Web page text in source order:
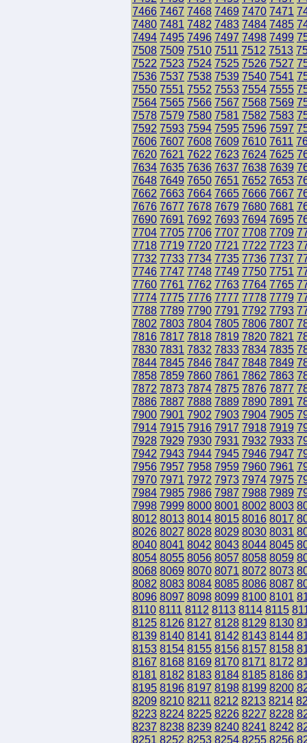
7466 7467 7468 7469 7470 7471
7480 7481 7482 7483 7484 7485
7494 7495 7496 7497 7498 7499
7508 7509 7510 7511 7512 7513
7522 7523 7524 7525 7526 7527
7536 7537 7538 7539 7540 7541
7550 7551 7552 7553 7554 7555
7564 7565 7566 7567 7568 7569
7578 7579 7580 7581 7582 7583
7592 7593 7594 7595 7596 7597
7606 7607 7608 7609 7610 7611
7620 7621 7622 7623 7624 7625
7634 7635 7636 7637 7638 7639
7648 7649 7650 7651 7652 7653
7662 7663 7664 7665 7666 7667
7676 7677 7678 7679 7680 7681
7690 7691 7692 7693 7694 7695
7704 7705 7706 7707 7708 7709
7718 7719 7720 7721 7722 7723
7732 7733 7734 7735 7736 7737
7746 7747 7748 7749 7750 7751
7760 7761 7762 7763 7764 7765
7774 7775 7776 7777 7778 7779
7788 7789 7790 7791 7792 7793
7802 7803 7804 7805 7806 7807
7816 7817 7818 7819 7820 7821
7830 7831 7832 7833 7834 7835
7844 7845 7846 7847 7848 7849
7858 7859 7860 7861 7862 7863
7872 7873 7874 7875 7876 7877
7886 7887 7888 7889 7890 7891
7900 7901 7902 7903 7904 7905
7914 7915 7916 7917 7918 7919
7928 7929 7930 7931 7932 7933
7942 7943 7944 7945 7946 7947
7956 7957 7958 7959 7960 7961
7970 7971 7972 7973 7974 7975
7984 7985 7986 7987 7988 7989
7998 7999 8000 8001 8002 8003
8012 8013 8014 8015 8016 8017
8026 8027 8028 8029 8030 8031
8040 8041 8042 8043 8044 8045
8054 8055 8056 8057 8058 8059
8068 8069 8070 8071 8072 8073
8082 8083 8084 8085 8086 8087
8096 8097 8098 8099 8100 8101
8110 8111 8112 8113 8114 8115
8125 8126 8127 8128 8129 8130
8139 8140 8141 8142 8143 8144
8153 8154 8155 8156 8157 8158
8167 8168 8169 8170 8171 8172
8181 8182 8183 8184 8185 8186
8195 8196 8197 8198 8199 8200
8209 8210 8211 8212 8213 8214
8223 8224 8225 8226 8227 8228
8237 8238 8239 8240 8241 8242
8251 8252 8253 8254 8255 8256